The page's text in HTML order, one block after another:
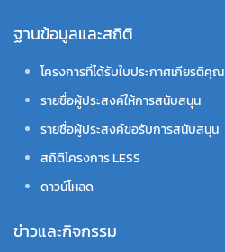
ฐานข้อมูลและสถิติ
โครงการที่ได้รับใบประกาศเกียรติคุณ
รายชื่อผู้ประสงค์ให้การสนับสนุน
รายชื่อผู้ประสงค์ขอรับการสนับสนุน
สถิติโครงการ LESS
ดาวน์โหลด
ข่าวและกิจกรรม